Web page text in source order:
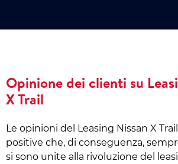
Opinione dei clienti su
X Trail
Le opinioni del Leasing Nissan X
positive che, di conseguenza,
si sono unite alla rivoluzione del